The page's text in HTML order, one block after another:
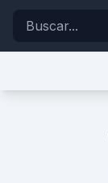
Buscar